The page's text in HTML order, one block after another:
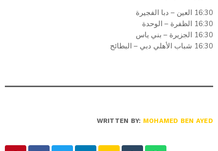
16:30 العين – دبا الفجيرة
16:30 الظفرة – الوحدة
16:30 الجزيرة – بني ياس
16:30 شباب الأهلي دبي – البطائح
WRITTEN BY: MOHAMED BEN AYED